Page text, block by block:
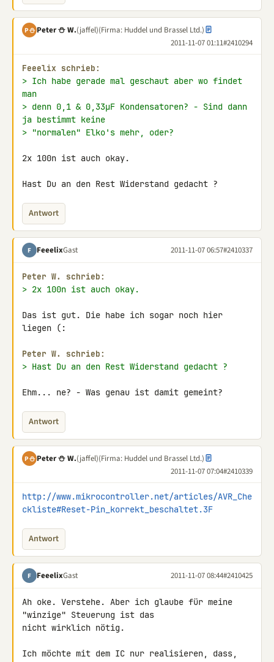
P⛄ Peter ⛄ W.(jaffel)(Firma: Huddel und Brassel Ltd.)
2011-11-07 01:11#2410294
Feeelix schrieb:
> Ich habe gerade mal geschaut aber wo findet
man
> denn 0,1 & 0,33µF Kondensatoren? - Sind dann
ja bestimmt keine
> "normalen" Elko's mehr, oder?
2x 100n ist auch okay.
Hast Du an den Rest Widerstand gedacht ?
Antwort
F FeeelixGast 2011-11-07 06:57#2410337
Peter W. schrieb:
> 2x 100n ist auch okay.
Das ist gut. Die habe ich sogar noch hier
liegen (:
Peter W. schrieb:
> Hast Du an den Rest Widerstand gedacht ?
Ehm... ne? - Was genau ist damit gemeint?
Antwort
P⛄ Peter ⛄ W.(jaffel)(Firma: Huddel und Brassel Ltd.)
2011-11-07 07:04#2410339
http://www.mikrocontroller.net/articles/AVR_Che
ckliste#Reset-Pin_korrekt_beschaltet.3F
Antwort
F FeeelixGast 2011-11-07 08:44#2410425
Ah oke. Verstehe. Aber ich glaube für meine
"winzige" Steuerung ist das
nicht wirklich nötig.
Ich möchte mit dem IC nur realisieren, dass,